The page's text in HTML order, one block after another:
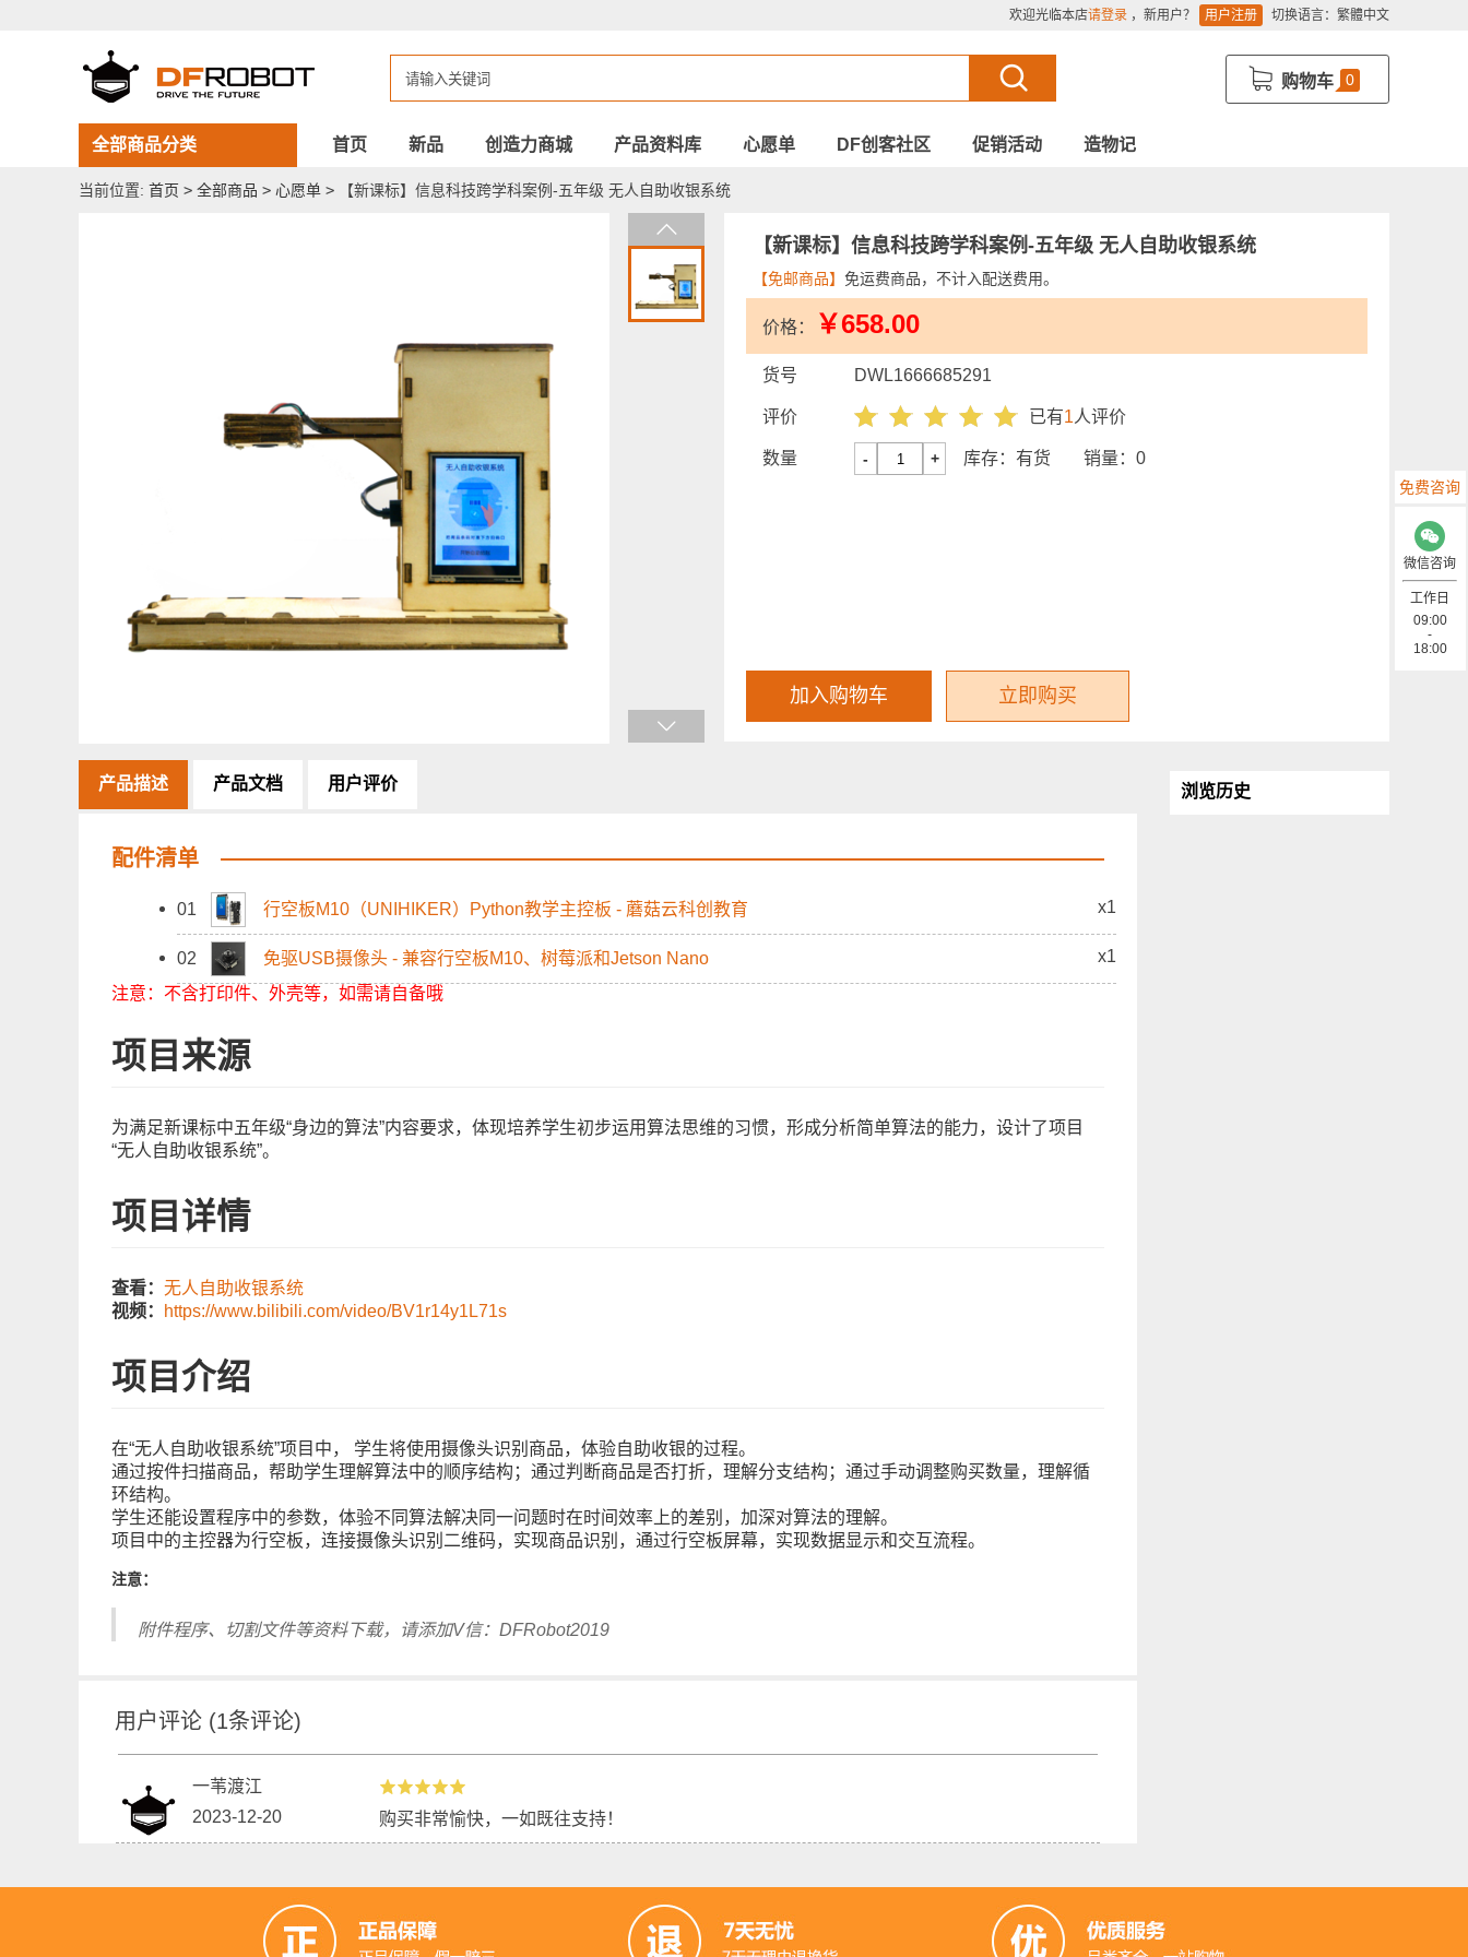
欢迎光临本店请登录 ，新用户？ 用户注册 切换语言： 繁體中文
购物车 0
全部商品分类 首页 新品 创造力商城 产品资料库 心愿单 DF创客社区 促销活动 造物记
当前位置: 首页 > 全部商品 > 心愿单 > 【新课标】信息科技跨学科案例-五年级 无人自助收银系统
【新课标】信息科技跨学科案例-五年级 无人自助收银系统
【免邮商品】 免运费商品，不计入配送费用。
价格： ￥658.00
货号 DWL1666685291
评价 已有1人评价
数量 - + 库存： 有货 销量： 0
加入购物车 立即购买
产品描述 产品文档 用户评价
配件清单
01 行空板M10（UNIHIKER）Python教学主控板 - 蘑菇云科创教育 x1
02 免驱USB摄像头 - 兼容行空板M10、树莓派和Jetson Nano
x1
注意：不含打印件、外壳等，如需请自备哦
项目来源
为满足新课标中五年级“身边的算法”内容要求，体现培养学生初步运用算法思维的习惯，形成分析简单算法的能力，设计了项目
“无人自助收银系统”。
项目详情
查看： 无人自助收银系统
视频：
https://www.bilibili.com/video/BV1r14y1L71s
项目介绍
在“无人自助收银系统”项目中， 学生将使用摄像头识别商品，体验自助收银的过程。
通过按件扫描商品，帮助学生理解算法中的顺序结构；通过判断商品是否打折，理解分支结构；通过手动调整购买数量，理解循
环结构。
学生还能设置程序中的参数，体验不同算法解决同一问题时在时间效率上的差别，加深对算法的理解。
项目中的主控器为行空板，连接摄像头识别二维码，实现商品识别，通过行空板屏幕，实现数据显示和交互流程。
注意：
附件程序、切割文件等资料下载，请添加V信：DFRobot2019
用户评论 (1条评论)
一苇渡江
2023-12-20
购买非常愉快，一如既往支持！
浏览历史
免费咨询
微信咨询
工作日
09:00
-
18:00